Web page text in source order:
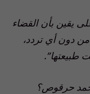
يقين بأن القضاء
دون أي تردد،
طبيعتها”.
حرقوص؟